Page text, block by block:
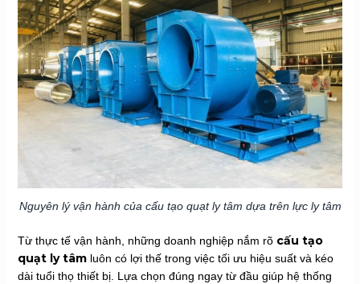
Nguyên lý vận hành của cấu tạo quạt ly tâm dựa trên lực ly tâm
Từ thực tế vận hành, những doanh nghiệp nắm rõ cấu tạo
quạt ly tâmluôn có lợi thế trong việc tối ưu hiệu suất và kéo
dài tuổi thọ thiết bị. Lựa chọn đúng ngay từ đầu giúp hệ thống